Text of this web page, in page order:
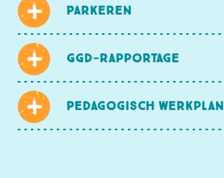
Parkeren
GGD-rapportage
Pedagogisch werkplan